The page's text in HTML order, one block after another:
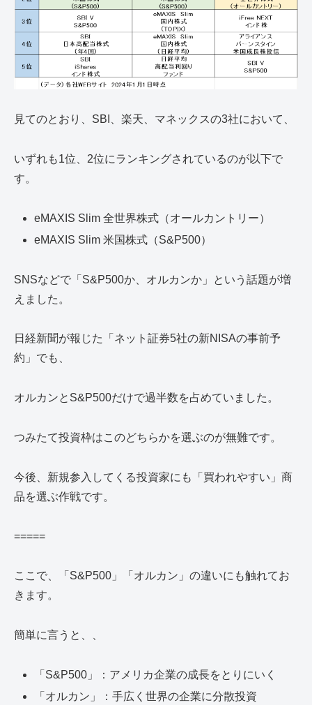
見てのとおり、SBI、楽天、マネックスの3社において、
いずれも1位、2位にランキングされているのが以下で
す。
eMAXIS Slim 全世界株式（オールカントリー）
eMAXIS Slim 米国株式（S&P500）
SNSなどで「S&P500か、オルカンか」という話題が増
えました。
日経新聞が報じた「ネット証券5社の新NISAの事前予
約」でも、
オルカンとS&P500だけで過半数を占めていました。
つみたて投資枠はこのどちらかを選ぶのが無難です。
今後、新規参入してくる投資家にも「買われやすい」商
品を選ぶ作戦です。
=====
ここで、「S&P500」「オルカン」の違いにも触れてお
きます。
簡単に言うと、、
「S&P500」：アメリカ企業の成長をとりにいく
「オルカン」：手広く世界の企業に分散投資